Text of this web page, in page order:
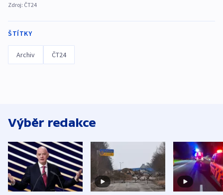
Zdroj: ČT24
ŠTÍTKY
Archiv ČT24
Výběr redakce